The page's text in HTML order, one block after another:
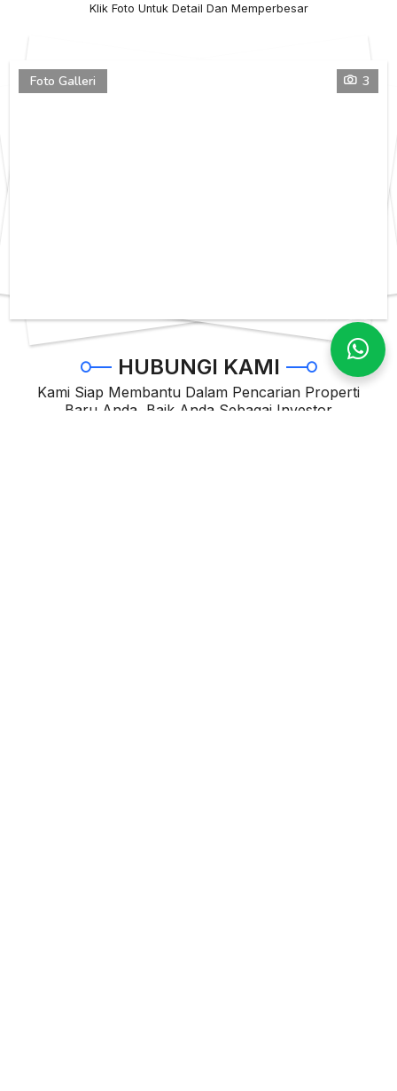
Klik Foto Untuk Detail Dan Memperbesar
Foto Galleri 3
HUBUNGI KAMI
Kami Siap Membantu Dalam Pencarian Properti
Baru Anda, Baik Anda Sebagai Investor